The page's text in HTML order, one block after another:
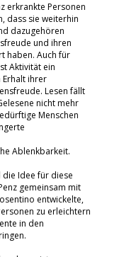
erkrankte Personen
dass sie weiterhin
dazugehören
und ihren
haben. Auch für
Aktivität ein
Erhalt ihrer
Lesen fällt
nicht mehr
Menschen
Ablenkbarkeit.
die Idee für diese
gemeinsam mit
entwickelte,
zu erleichtern
in den